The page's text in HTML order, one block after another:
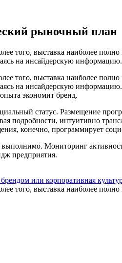
рыночный план
того, выставка наиболее
на инсайдерскую информацию.
того, выставка наиболее
на инсайдерскую
экономит бренд.
статус. Размещение
подробности, интуитивно
конечно, программирует
Мониторинг
предприятия.
или корпоративная
того, выставка наиболее